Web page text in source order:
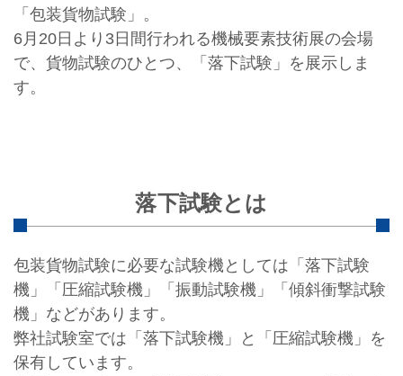
「包装貨物試験」。
6月20日より3日間行われる機械要素技術展の会場
で、貨物試験のひとつ、「落下試験」を展示しま
す。
落下試験とは
包装貨物試験に必要な試験機としては「落下試験
機」「圧縮試験機」「振動試験機」「傾斜衝撃試験
機」などがあります。
弊社試験室では「落下試験機」と「圧縮試験機」を
保有しています。